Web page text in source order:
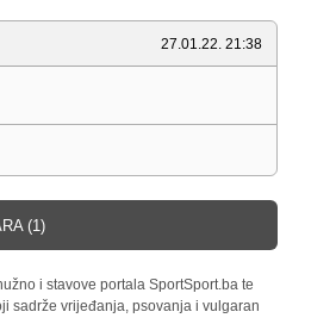
27.01.22. 21:38
(1)
i stavove portala SportSport.ba te
sadrže vrijeđanja, psovanja i vulgaran